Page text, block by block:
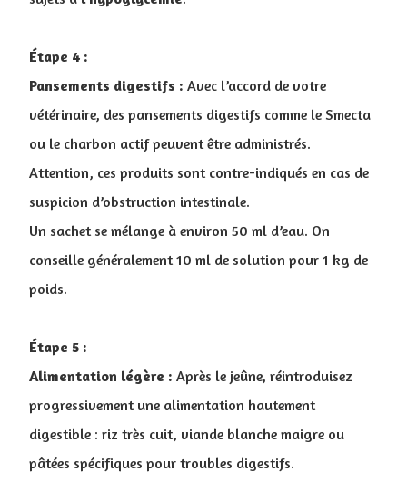
Étape 4 :
Pansements digestifs : Avec l’accord de votre
vétérinaire, des pansements digestifs comme le Smecta
ou le charbon actif peuvent être administrés.
Attention, ces produits sont contre-indiqués en cas de
suspicion d’obstruction intestinale.
Un sachet se mélange à environ 50 ml d’eau. On
conseille généralement 10 ml de solution pour 1 kg de
poids.
Étape 5 :
Alimentation légère : Après le jeûne, réintroduisez
progressivement une alimentation hautement
digestible : riz très cuit, viande blanche maigre ou
pâtées spécifiques pour troubles digestifs.